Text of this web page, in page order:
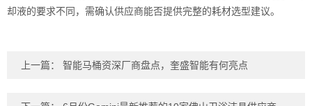
却液的要求不同，需确认供应商能否提供完整的耗材选型建议。
上一篇： 智能马桶资深厂商盘点，奎盛智能有何亮点